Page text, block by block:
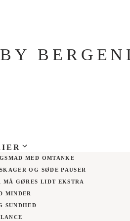
MED OMTANKE
OG SØDE PAUSER
MÅ GØRES LIDT EKSTRA
MINDER
SUNDHED